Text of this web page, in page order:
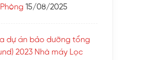
15/08/2025
dự án bảo dưỡng tổng
2023 Nhà máy Lọc